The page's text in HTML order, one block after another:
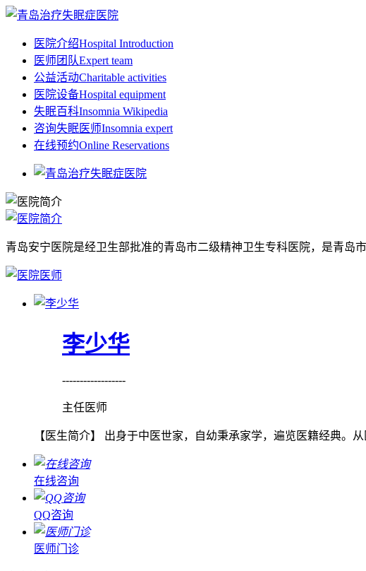
医院介绍Hospital Introduction
医师团队Expert team
公益活动Charitable activities
医院设备Hospital equipment
失眠百科Insomnia Wikipedia
咨询失眠医师Insomnia expert
在线预约Online Reservations
青岛安宁医院是经卫生部批准的青岛市二级精神卫生专科医院，是青岛
李少华
------------------
主任医师
【医生简介】 出身于中医世家，自幼秉承家学，遍览医籍经典。
在线咨询
QQ咨询
医师门诊